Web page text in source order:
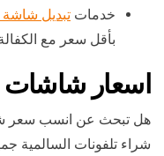
خدمات تبديل شاشة
بأقل سعر مع
اسعار شاشات
هل تبحث عن انسب سعر
شراء تلفونات السالمية